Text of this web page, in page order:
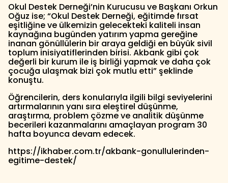
Okul Destek Derneği’nin Kurucusu ve Başkanı Orkun
Oğuz ise; “Okul Destek Derneği, eğitimde fırsat
eşitliğine ve ülkemizin gelecekteki kaliteli insan
kaynağına bugünden yatırım yapma gereğine
inanan gönüllülerin bir araya geldiği en büyük sivil
toplum inisiyatiflerinden birisi. Akbank gibi çok
değerli bir kurum ile iş birliği yapmak ve daha çok
çocuğa ulaşmak bizi çok mutlu etti” şeklinde
konuştu.
Öğrencilerin, ders konularıyla ilgili bilgi seviyelerini
artırmalarının yanı sıra eleştirel düşünme,
araştırma, problem çözme ve analitik düşünme
becerileri kazanmalarını amaçlayan program 30
hafta boyunca devam edecek.
https://ikhaber.com.tr/akbank-gonullulerinden-
egitime-destek/